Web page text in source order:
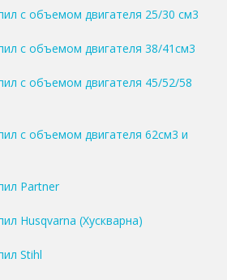
с объемом двигателя 25/30 см3
с объемом двигателя 38/41см3
с объемом двигателя 45/52/58
с объемом двигателя 62см3 и
Partner
Husqvarna (Хускварна)
Stihl